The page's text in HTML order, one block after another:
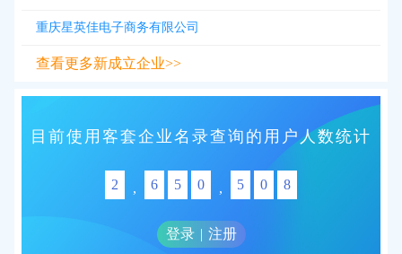
重庆星英佳电子商务有限公司
查看更多新成立企业>>
目前使用客套企业名录查询的用户人数统计
2 , 6 5 0 , 5 0 8
登录 | 注册